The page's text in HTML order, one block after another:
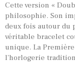
TOUTES NOS
Cette version «
philosophie. Son
deux fois autour du
véritable bracelet
unique. La
l’horlogerie